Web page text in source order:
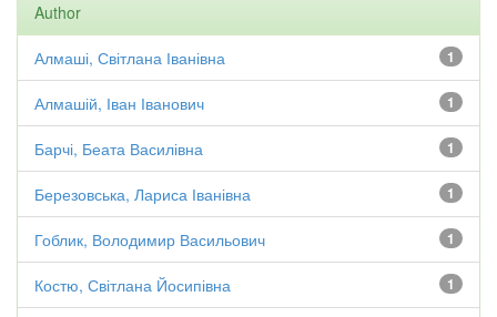
Author
1
Алмаші, Світлана Іванівна
1
Алмашій, Іван Іванович
1
Барчі, Беата Василівна
1
Березовська, Лариса Іванівна
1
Гоблик, Володимир Васильович
1
Костю, Світлана Йосипівна